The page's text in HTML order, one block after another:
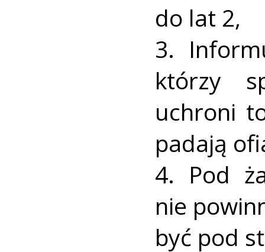
do lat 2,
3.
którzy
uchroni
padają
4. Pod
nie
być pod